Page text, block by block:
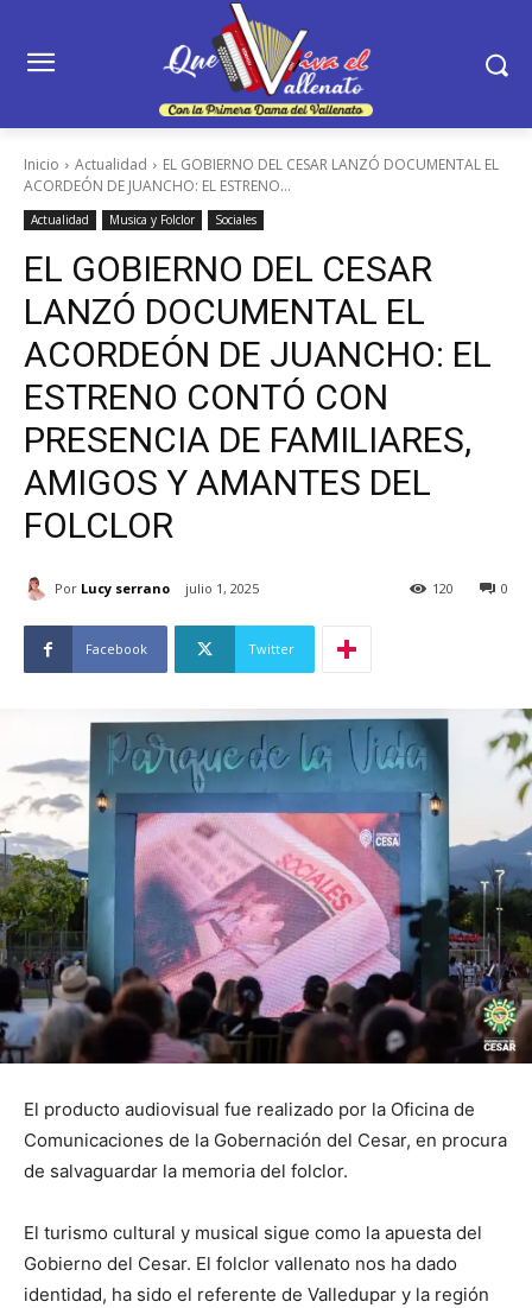
Inicio Actualidad
EL GOBIERNO DEL CESAR LANZÓ DOCUMENTAL EL
ACORDEÓN DE JUANCHO: EL ESTRENO...
Actualidad Musica y Folclor Sociales
EL GOBIERNO DEL CESAR
LANZÓ DOCUMENTAL EL
ACORDEÓN DE JUANCHO: EL
ESTRENO CONTÓ CON
PRESENCIA DE FAMILIARES,
AMIGOS Y AMANTES DEL
FOLCLOR
Por Lucy serrano julio 1, 2025 0
120
Facebook Twitter
El producto audiovisual fue realizado por la Oficina de
Comunicaciones de la Gobernación del Cesar, en procura
de salvaguardar la memoria del folclor.
El turismo cultural y musical sigue como la apuesta del
Gobierno del Cesar. El folclor vallenato nos ha dado
identidad, ha sido el referente de Valledupar y la región